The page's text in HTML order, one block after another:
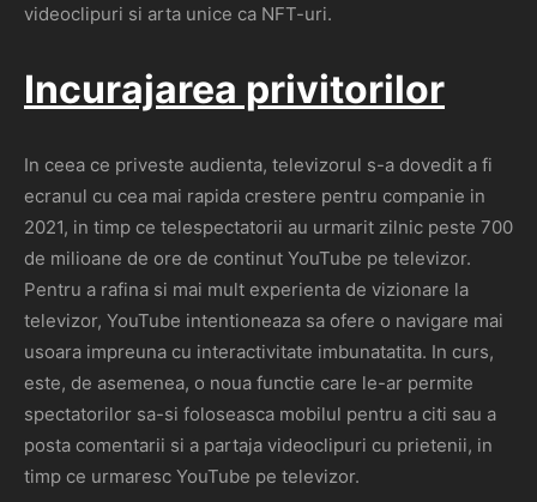
videoclipuri si arta unice ca NFT-uri.
Incurajarea privitorilor
In ceea ce priveste audienta, televizorul s-a dovedit a fi
ecranul cu cea mai rapida crestere pentru companie in
2021, in timp ce telespectatorii au urmarit zilnic peste 700
de milioane de ore de continut YouTube pe televizor.
Pentru a rafina si mai mult experienta de vizionare la
televizor, YouTube intentioneaza sa ofere o navigare mai
usoara impreuna cu interactivitate imbunatatita. In curs,
este, de asemenea, o noua functie care le-ar permite
spectatorilor sa-si foloseasca mobilul pentru a citi sau a
posta comentarii si a partaja videoclipuri cu prietenii, in
timp ce urmaresc YouTube pe televizor.